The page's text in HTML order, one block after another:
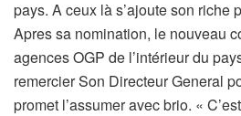
pays. A ceux là s’ajoute son riche
Apres sa nomination, le nouveau
agences OGP de l’intérieur du
remercier Son Directeur General
promet l’assumer avec brio. «